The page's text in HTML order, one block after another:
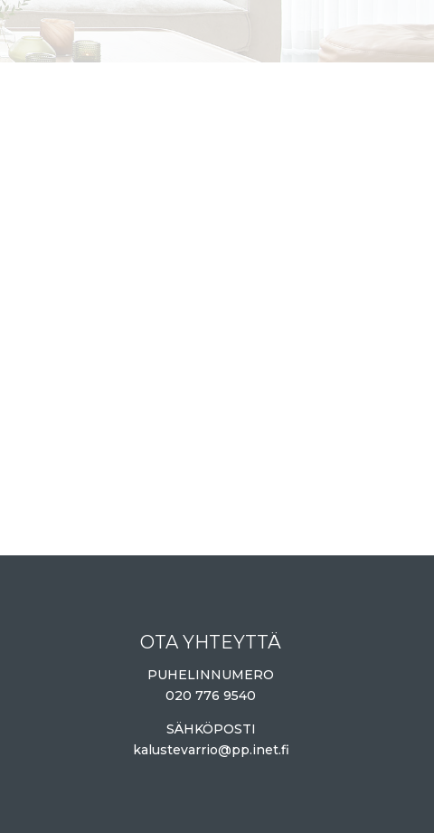
OTA YHTEYTTÄ
PUHELINNUMERO
020 776 9540
SÄHKÖPOSTI
kalustevarrio@pp.inet.fi